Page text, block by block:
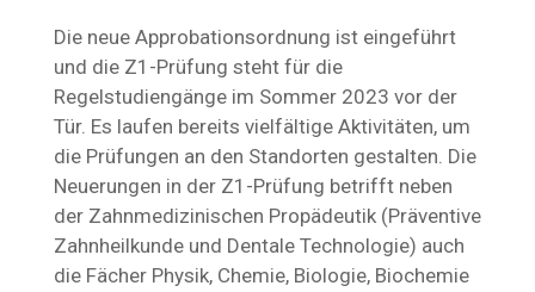
Die neue Approbationsordnung ist eingeführt
und die Z1-Prüfung steht für die
Regelstudiengänge im Sommer 2023 vor der
Tür. Es laufen bereits vielfältige Aktivitäten, um
die Prüfungen an den Standorten gestalten. Die
Neuerungen in der Z1-Prüfung betrifft neben
der Zahnmedizinischen Propädeutik (Präventive
Zahnheilkunde und Dentale Technologie) auch
die Fächer Physik, Chemie, Biologie, Biochemie